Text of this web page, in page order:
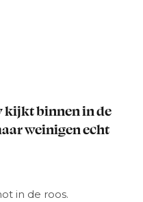
kijkt binnen in de
weinigen echt
in de roos.